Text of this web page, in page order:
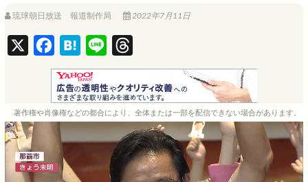
琉球朝日放送 報道制作局 2022年7月11日
a
c
e
o
H
a
t
e
n
i
n
e
h
r
e
a
d
s
著作権や肖像権などの都合により、全体または一部を配信できない場合があります。